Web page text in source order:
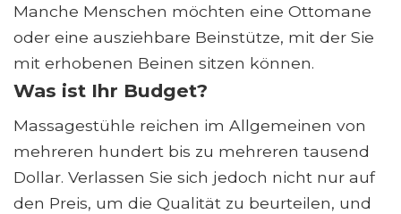
Manche Menschen möchten eine Ottomane
oder eine ausziehbare Beinstütze, mit der Sie
mit erhobenen Beinen sitzen können.
Was ist Ihr Budget?
Massagestühle reichen im Allgemeinen von
mehreren hundert bis zu mehreren tausend
Dollar. Verlassen Sie sich jedoch nicht nur auf
den Preis, um die Qualität zu beurteilen, und